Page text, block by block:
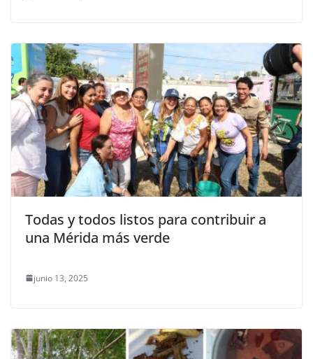
Todas y todos listos para contribuir a
una Mérida más verde
junio 13, 2025